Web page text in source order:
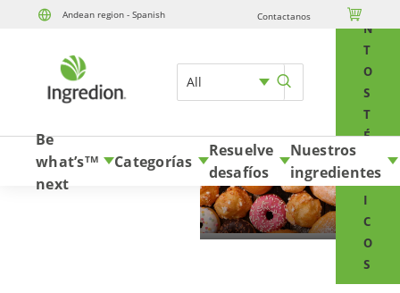
Andean region - Spanish Contactanos 
All
N
T
O
S
T
É
N
I
C
O
S
Be
what’s
next
TM Categorías
Resuelve
desafíos
Nuestros
ingredientes